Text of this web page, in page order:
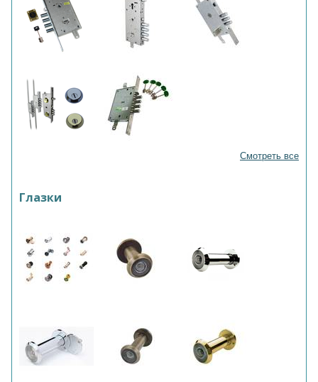
Смотреть все
Глазки